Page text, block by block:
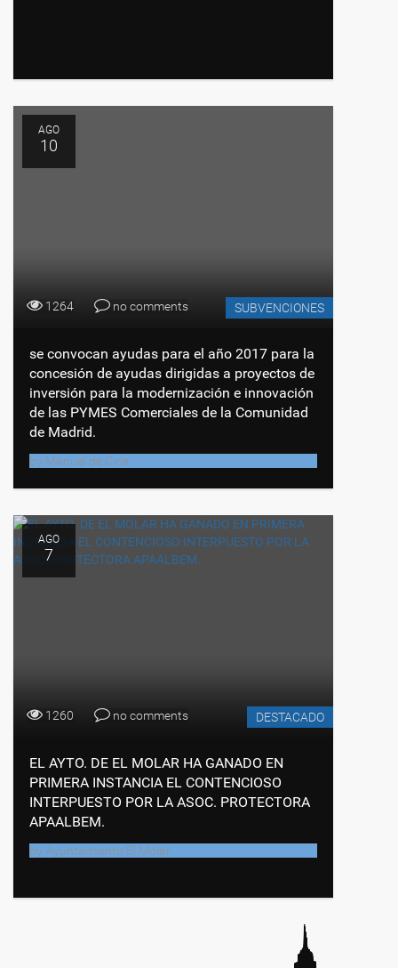
AGO
10
1264 no comments SUBVENCIONES
se convocan ayudas para el año 2017 para la
concesión de ayudas dirigidas a proyectos de
inversión para la modernización e innovación
de las PYMES Comerciales de la Comunidad
de Madrid.
by Manuel de Ciria
AGO
7
1260 no comments DESTACADO
EL AYTO. DE EL MOLAR HA GANADO EN
PRIMERA INSTANCIA EL CONTENCIOSO
INTERPUESTO POR LA ASOC. PROTECTORA
APAALBEM.
by Ayuntamiento El Molar